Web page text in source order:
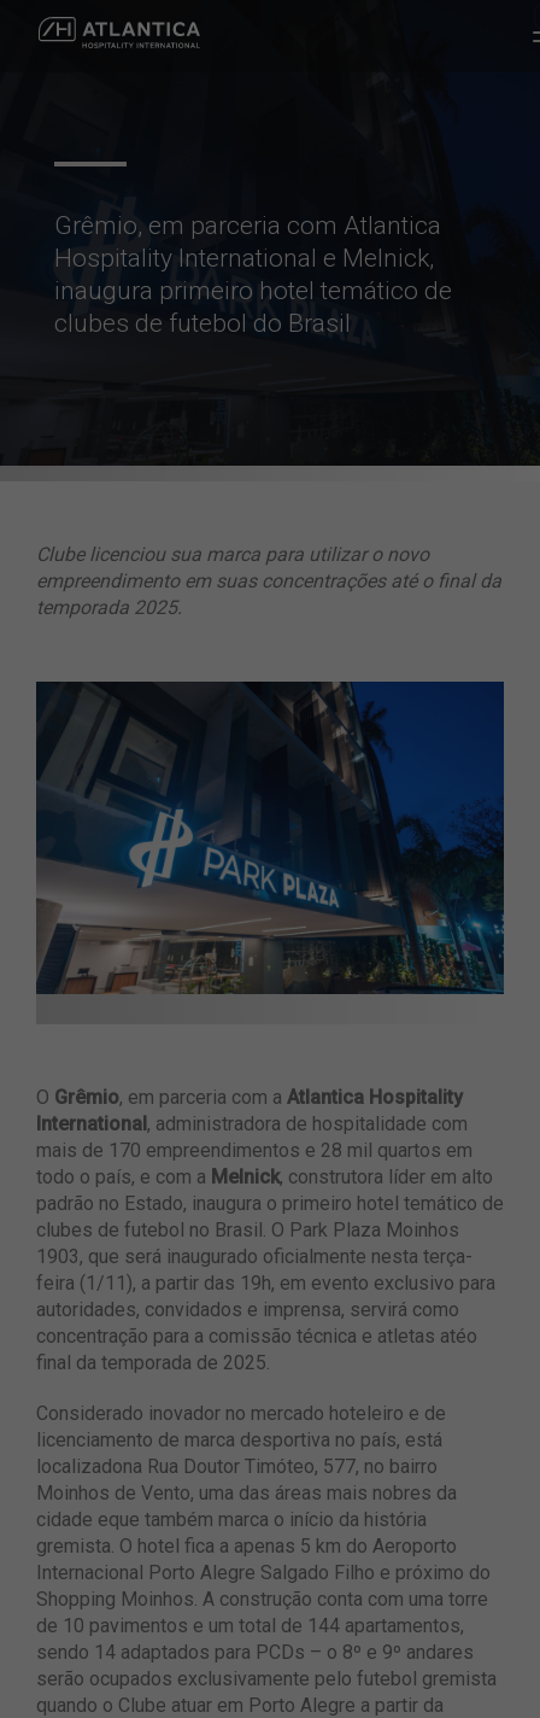
Grêmio, em parceria com Atlantica
Hospitality International e Melnick,
inaugura primeiro hotel temático de
clubes de futebol do Brasil
Clube licenciou sua marca para utilizar o novo
empreendimento em suas concentrações até o final da
temporada 2025.
O Grêmio, em parceria com a Atlantica Hospitality
International , administradora de hospitalidade com
mais de 170 empreendimentos e 28 mil quartos em
todo o país, e com a Melnick, construtora líder em alto
padrão no Estado, inaugura o primeiro hotel temático de
clubes de futebol no Brasil. O Park Plaza Moinhos
1903, que será inaugurado oficialmente nesta terça-
feira (1/11), a partir das 19h, em evento exclusivo para
autoridades, convidados e imprensa, servirá como
concentração para a comissão técnica e atletas atéo
final da temporada de 2025.
Considerado inovador no mercado hoteleiro e de
licenciamento de marca desportiva no país, está
localizadona Rua Doutor Timóteo, 577, no bairro
Moinhos de Vento, uma das áreas mais nobres da
cidade eque também marca o início da história
gremista. O hotel fica a apenas 5 km do Aeroporto
Internacional Porto Alegre Salgado Filho e próximo do
Shopping Moinhos. A construção conta com uma torre
de 10 pavimentos e um total de 144 apartamentos,
sendo 14 adaptados para PCDs – o 8º e 9º andares
serão ocupados exclusivamente pelo futebol gremista
quando o Clube atuar em Porto Alegre a partir da